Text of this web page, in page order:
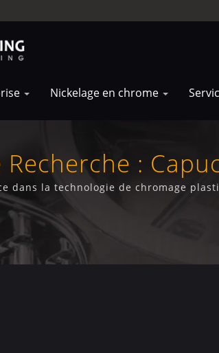
Nickelage en chrome
Recherche :
dans la technologie de chromage
/>pour diverses pièces